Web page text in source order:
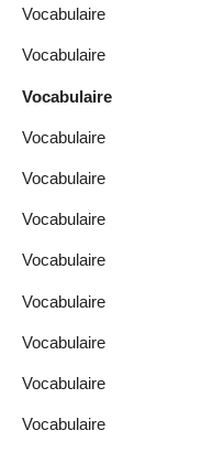
Vocabulaire
Vocabulaire
Vocabulaire
Vocabulaire
Vocabulaire
Vocabulaire
Vocabulaire
Vocabulaire
Vocabulaire
Vocabulaire
Vocabulaire